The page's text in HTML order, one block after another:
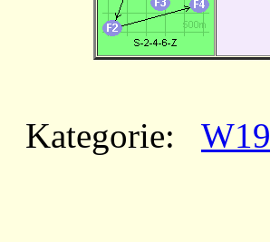
Kategorie: W19